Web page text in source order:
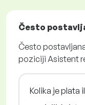
Često
Često
poziciji Asistent
Kolika je plata